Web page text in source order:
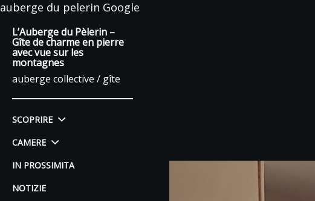
auberge du pelerin Google
L’Auberge du Pèlerin –
Gîte de charme en pierre
avec vue sur les
montagnes
auberge collective / gîte
SCOPRIRE
CAMERE
IN PROSSIMITA
NOTIZIE